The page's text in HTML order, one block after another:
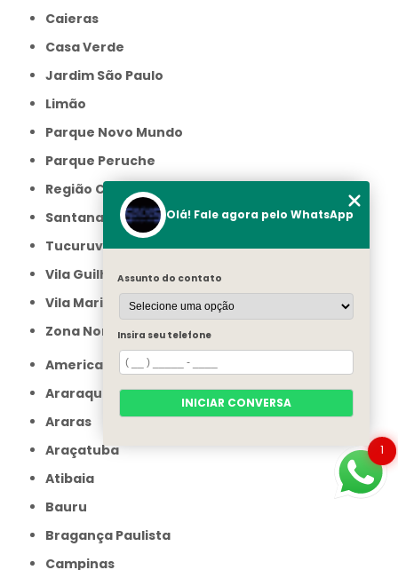
Caieras
Casa Verde
Jardim São Paulo
Limão
Parque Novo Mundo
Parque Peruche
Região Central
Santana
Tucuruvi
Vila Guilherme
Vila Maria
Zona Norte
Americana
Araraquara
Araras
Araçatuba
Atibaia
Bauru
Bragança Paulista
Campinas
1
Olá! Fale agora pelo WhatsApp
Assunto do contato
Insira seu telefone
INICIAR CONVERSA